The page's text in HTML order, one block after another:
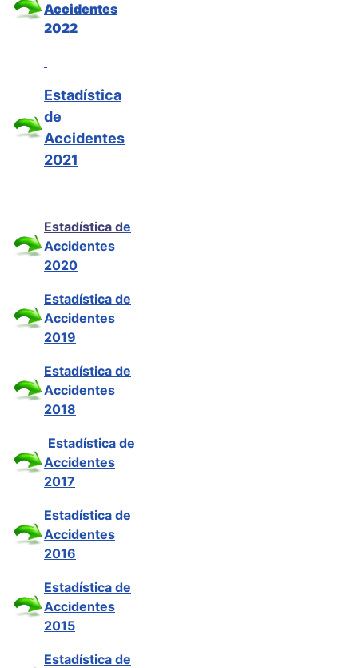
Accidentes
2022
Estadística
de
Accidentes
2021
Estadística de
Accidentes
2020
Estadística de
Accidentes
2019
Estadística de
Accidentes
2018
Estadística de
Accidentes
2017
Estadística de
Accidentes
2016
Estadística de
Accidentes
2015
Estadística de